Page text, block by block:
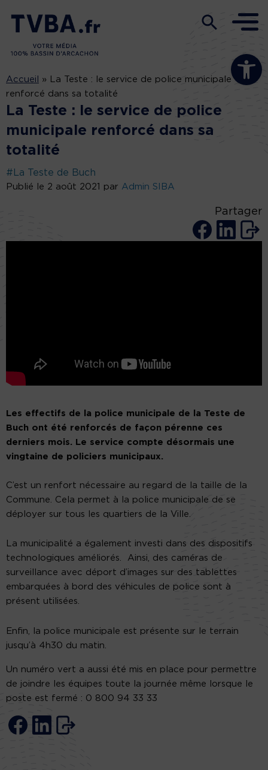
Ouvrir la
Accueil »
La Teste : le service de police municipale
renforcé dans sa totalité
La Teste : le service de police
municipale renforcé dans sa
totalité
#La Teste de Buch
Publié le 2 août 2021 par Admin SIBA
Partager
Les effectifs de la police municipale de la Teste de
Buch ont été renforcés de façon pérenne ces
derniers mois. Le service compte désormais une
vingtaine de policiers municipaux.
C’est un renfort nécessaire au regard de la taille de la
Commune. Cela permet à la police municipale de se
déployer sur tous les quartiers de la Ville.
La municipalité a également investi dans des dispositifs
technologiques améliorés. Ainsi, des caméras de
surveillance avec déport d’images sur des tablettes
embarquées à bord des véhicules de police sont à
présent utilisées.
Enfin, la police municipale est présente sur le terrain
jusqu’à 4h30 du matin.
Un numéro vert a aussi été mis en place pour permettre
de joindre les équipes toute la journée même lorsque le
poste est fermé : 0 800 94 33 33